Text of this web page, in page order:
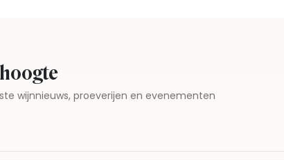
wijnnieuws, proeverijen en evenementen